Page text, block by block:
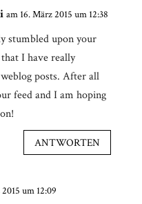
am 16. März 2015 um 12:38
stumbled upon your
I have really
posts. After all
feed and I am hoping
ANTWORTEN
um 12:09